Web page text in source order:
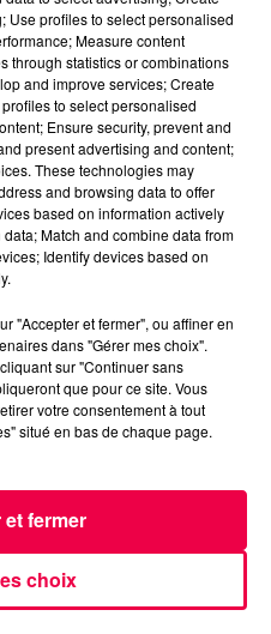
ANNIVERSAIRES.mp3
EMISSIONS
PODCASTS
Use profiles to select personalised
Measure content
through statistics or combinations
and improve services; Create
to select personalised
Ensure security, prevent and
present advertising and content;
These technologies may
and browsing data to offer
based on information actively
Match and combine data from
Identify devices based on
"Accepter et fermer", ou affiner en
dans "Gérer mes choix".
sur "Continuer sans
que pour ce site. Vous
votre consentement à tout
situé en bas de chaque page.
choix
fermer